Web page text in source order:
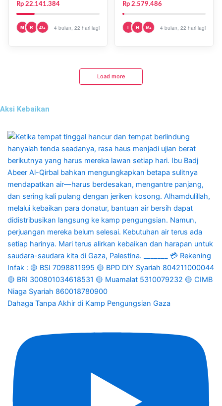
Rp 22.141.384
M R 43+ 4 bulan, 22 hari lagi
Rp 2.579.486
I H 16+ 4 bulan, 22 hari lagi
Load more
Aksi Kebaikan
Dahaga Tanpa Akhir di Kamp Pengungsian Gaza